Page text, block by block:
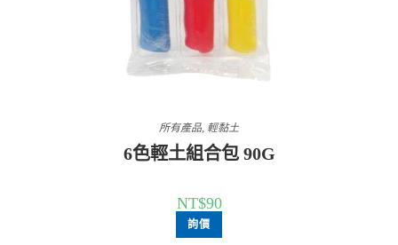
所有產品, 輕黏土
6色輕土組合包 90G
NT$90
詢價